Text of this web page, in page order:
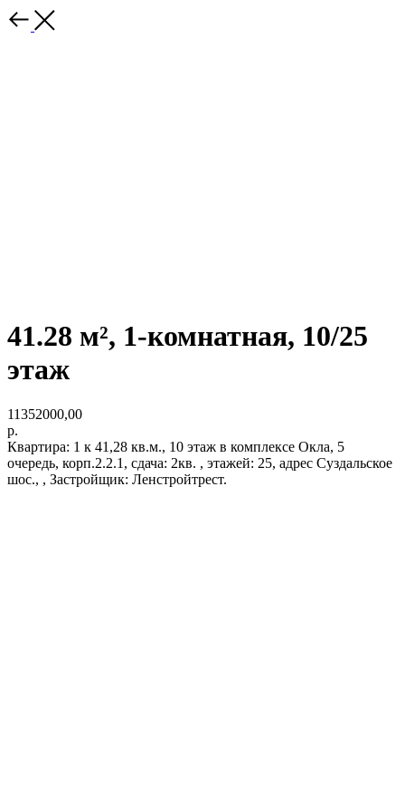
41.28 м², 1-комнатная, 10/25
этаж
11352000,00
р.
Квартира: 1 к 41,28 кв.м., 10 этаж в комплексе Окла, 5
очередь, корп.2.2.1, сдача: 2кв. , этажей: 25, адрес Суздальское
шос., , Застройщик: Ленстройтрест.